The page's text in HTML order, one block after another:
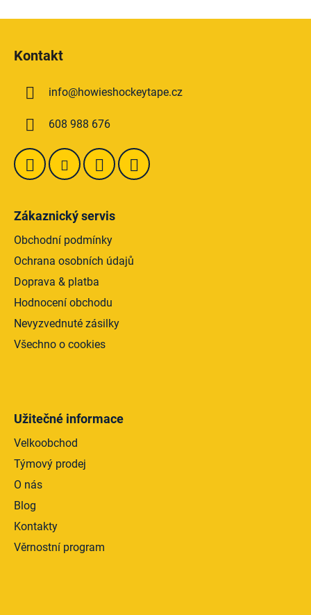
Kontakt
info@howieshockeytape.cz
608 988 676
Zákaznický servis
Obchodní podmínky
Ochrana osobních údajů
Doprava & platba
Hodnocení obchodu
Nevyzvednuté zásilky
Všechno o cookies
Užitečné informace
Velkoobchod
Týmový prodej
O nás
Blog
Kontakty
Věrnostní program